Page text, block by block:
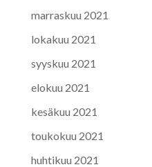
marraskuu 2021
lokakuu 2021
syyskuu 2021
elokuu 2021
kesäkuu 2021
toukokuu 2021
huhtikuu 2021